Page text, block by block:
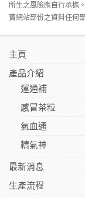
所生之風險應自行承擔
寶網站部份之資料任何
主頁
產品介紹
運通補
感冒茶粒
氣血通
精氣神
最新消息
生產流程